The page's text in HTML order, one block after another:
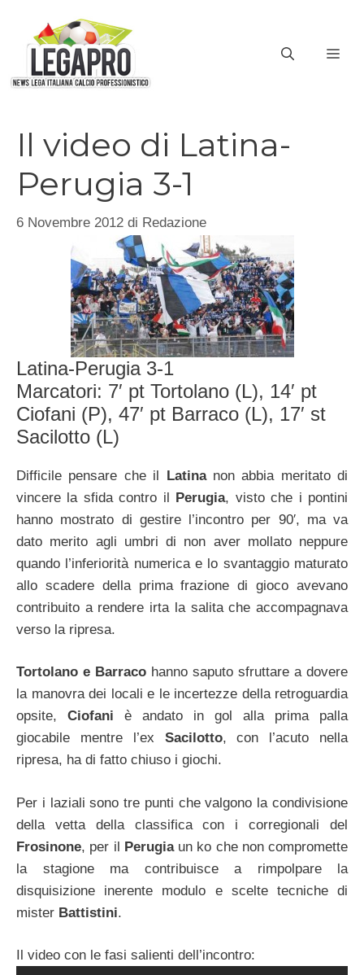
contenuto
Il video di Latina-
Perugia 3-1
6 Novembre 2012 di Redazione
Latina-Perugia 3-1
Marcatori: 7′ pt Tortolano (L), 14′ pt
Ciofani (P), 47′ pt Barraco (L), 17′ st
Sacilotto (L)
Difficile pensare che il Latinanon abbia meritato di
vincere la sfida contro il Perugia, visto che i pontini
hanno mostrato di gestire l’incontro per 90′, ma va
dato merito agli umbri di non aver mollato neppure
quando l’inferiorità numerica e lo svantaggio maturato
allo scadere della prima frazione di gioco avevano
contribuito a rendere irta la salita che accompagnava
verso la ripresa.
Tortolano e Barraco hanno saputo sfruttare a dovere
la manovra dei locali e le incertezze della retroguardia
opsite, Ciofani è andato in gol alla prima palla
giocabile mentre l’ex Sacilotto, con l’acuto nella
ripresa, ha di fatto chiuso i giochi.
Per i laziali sono tre punti che valgono la condivisione
della vetta della classifica con i corregionali del
Frosinone, per il Perugiaun ko che non compromette
la stagione ma contribuisce a rimpolpare la
disquisizione inerente modulo e scelte tecniche di
mister Battistini.
Il video con le fasi salienti dell’incontro: